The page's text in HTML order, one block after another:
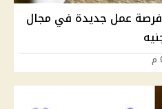
وزارة العمل تعلن عن 105 فرصة عمل جديدة في مجال